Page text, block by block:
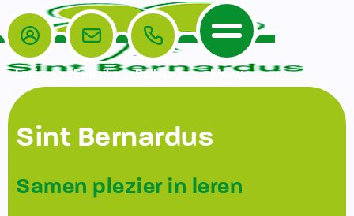
Home
De School
Veiligheidsplan
Het Team
Ouders
Tussenschoolse opvang
Login E-mail Bellen Menu
Sint Bernardus
Samen plezier in leren